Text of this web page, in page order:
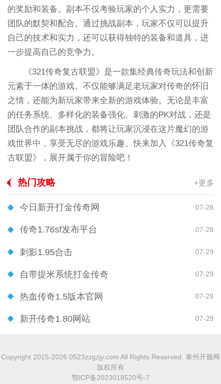
的奖励和装备。副本不仅考验玩家的个人实力，更需要
团队的默契和配合。通过挑战副本，玩家不仅可以提升
自己的技术和实力，还可以获得独特的装备和道具，进
一步提高自己的竞争力。
《321传奇复古联盟》是一款集经典传奇玩法和创新
元素于一体的游戏。不仅能够满足老玩家对传奇的怀旧
之情，还能为新玩家带来全新的游戏体验。无论是丰富
的任务系统、多样化的装备强化、刺激的PK对战，还是
团队合作的副本挑战，都将让玩家沉浸在这片魔幻的游
戏世界中，享受无尽的游戏乐趣。快来加入《321传奇复
古联盟》，展开属于你的冒险吧！
热门攻略 +更多
今日新开打金传奇网 07-28
传奇1.76sf发布平台 07-28
刺影1.95合击 07-29
自带提米系统打金传奇 07-29
热血传奇1.5版本官网 07-29
新开传奇1.80网站 07-29
Copyright 2015-2026 0523zzgzjy.com All Rights Reserved. 泰州开服网
版权所有
鄂ICP备2023018520号-7